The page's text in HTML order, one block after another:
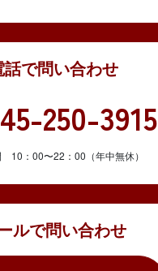
ルで問い合わせ
話で問い合わせ
250-3915
10：00〜22：00（年中無休）